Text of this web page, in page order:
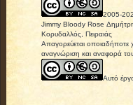
2005-
Jimmy Bloody Rose
Κορυδαλλός, Πειραιάς
Απαγορεύεται οποιαδήποτε
αναγνώριση και αναφορά
Αυτό